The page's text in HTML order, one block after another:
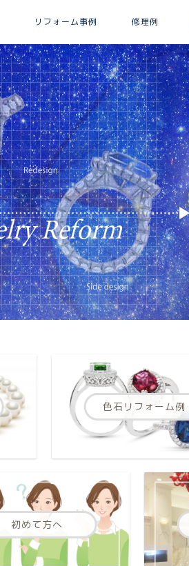
リフォーム事例 修理例
色石リフォーム例
初めて方へ